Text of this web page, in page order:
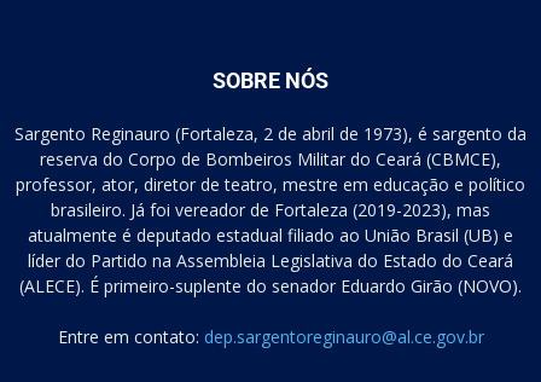
SOBRE NÓS
Sargento Reginauro (Fortaleza, 2 de abril de 1973), é sargento da
reserva do Corpo de Bombeiros Militar do Ceará (CBMCE),
professor, ator, diretor de teatro, mestre em educação e político
brasileiro. Já foi vereador de Fortaleza (2019-2023), mas
atualmente é deputado estadual filiado ao União Brasil (UB) e
líder do Partido na Assembleia Legislativa do Estado do Ceará
(ALECE). É primeiro-suplente do senador Eduardo Girão (NOVO).
Entre em contato: dep.sargentoreginauro@al.ce.gov.br